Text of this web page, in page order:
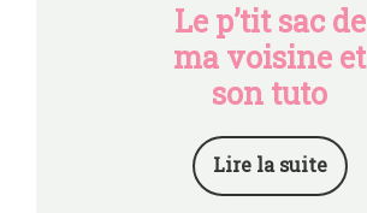
Le p’tit sac de
ma voisine et
son tuto
Lire la suite